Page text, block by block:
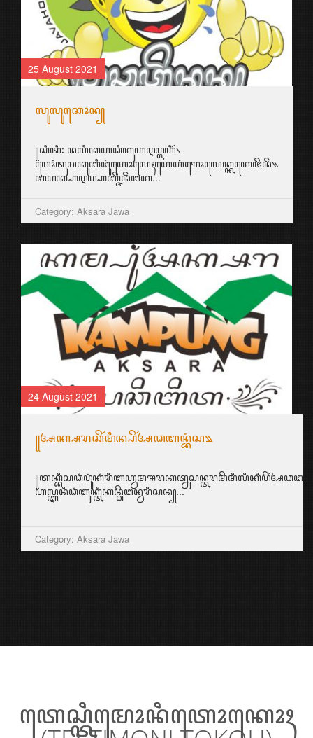
25 August 2021
ꦭꦸꦭꦸꦕꦺꦴꦤ꧀
꧋ꦱꦶꦠꦶ꧇ ꦤꦭꦶꦏꦲꦣꦶꦏꦸꦲꦉꦥ꧀ꦭꦲꦶꦂ꧈
ꦮꦺꦴꦁꦠꦸꦮꦏꦸꦧꦶꦔꦸꦁꦲꦺꦴꦭꦺꦃꦲꦺꦲꦁꦒꦺꦴꦭꦺꦏ꧀ꦏꦏꦺꦗꦼꦤꦼꦁ꧉
ꦧꦥꦏ꧀ꦲꦉꦥ꧀ꦲꦚ꧀ꦗꦼꦤꦼꦁꦔꦏ...
Category: Aksara Jawa
24 August 2021
꧋ꦄꦏ꧀ꦱꦫꦕꦼꦂꦩꦶꦤ꧀ꦥꦼꦂꦄꦣꦧꦤ꧀ꦧꦁꦱ꧉
ꦲꦭ꧀ꦆꦤꦶꦣꦶꦧꦸꦏ꧀ꦠꦶꦏꦤ꧀ꦣꦼꦔꦤ꧀ꦮꦫꦶꦱꦤ꧀...
Category: Aksara Jawa
ꦠꦺꦱ꧀ꦠꦶꦩꦺꦴꦤꦶꦠꦺꦴꦏꦺꦴꦃ